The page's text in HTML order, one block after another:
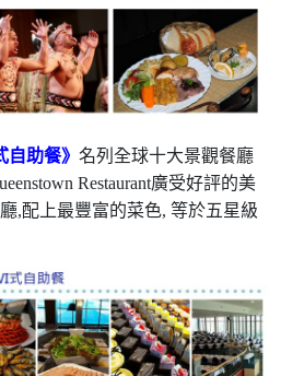
自助餐》名列全球十大景觀餐廳
Restaurant廣受好評的美
,配上最豐富的菜色, 等於五星級